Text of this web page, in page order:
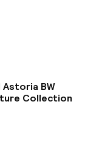
BW
Collection